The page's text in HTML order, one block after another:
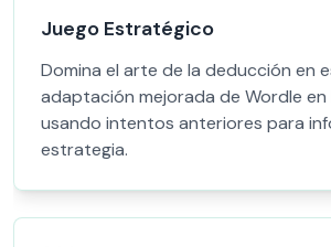
Juego Estratégico
Domina el arte de la deducción en
adaptación mejorada de Wordle en
usando intentos anteriores para
estrategia.